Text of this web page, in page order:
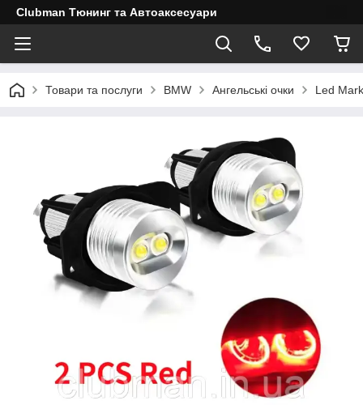
Clubman Тюнинг та Автоаксесуари
Товари та послуги BMW Ангельські очки Led